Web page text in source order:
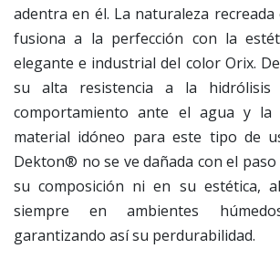
adentra en él. La naturaleza
fusiona a la perfección con la
elegante e industrial del color Orix.
su alta resistencia a la hidrólisis
comportamiento ante el agua y la
material idóneo para este tipo de
Dekton® no se ve dañada con el
su composición ni en su estética,
siempre en ambientes
garantizando así su perdurabilidad.